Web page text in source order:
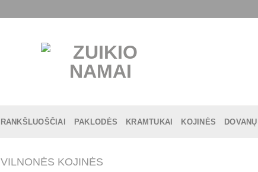
RANKŠLUOŠČIAI PAKLODĖS KRAMTUKAI KOJINĖS
VILNONĖS KOJINĖS